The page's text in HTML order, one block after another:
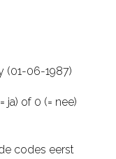
(01-06-1987)
ja) of 0 (= nee)
codes eerst